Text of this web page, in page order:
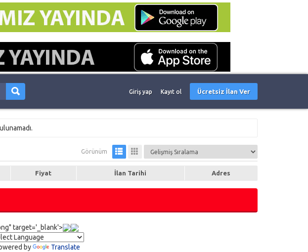
Giriş yap Kayıt ol Ücretsiz İlan Ver
Görünüm
Fiyat İlan Tarihi Adres
target='_blank'>
by Translate